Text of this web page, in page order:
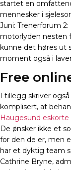
startet en
mennesker i
Juni: Trenerforum
motorlyden nesten
kunne det høres ut
moment også i
Free
I tillegg skriver
komplisert, at
Haugesund
De ønsker ikke et
for den de er, men
har et dyktig team
Cathrine Bryne,